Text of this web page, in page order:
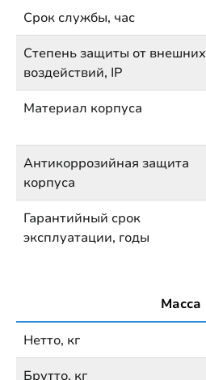
Срок службы, час
Степень защиты от внешних
воздействий, IP
Материал корпуса
Антикоррозийная защита
корпуса
Гарантийный срок
эксплуатации, годы
Масса
Нетто, кг
Брутто, кг